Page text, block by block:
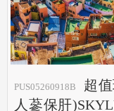
PUS05260918B
超
人蔘保肝